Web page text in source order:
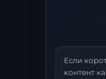
Если
контент